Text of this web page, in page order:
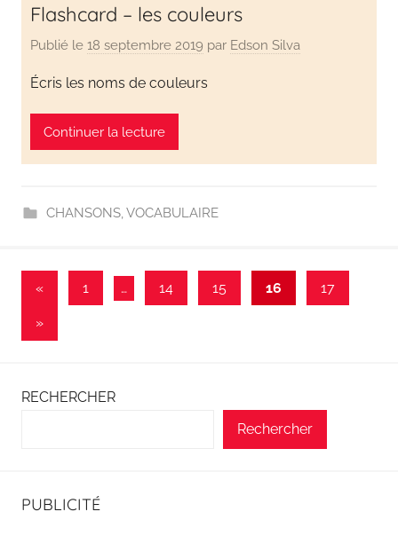
Flashcard – les couleurs
Publié le 18 septembre 2019 par Edson Silva
Écris les noms de couleurs
Continuer la lecture
CHANSONS,VOCABULAIRE
« 1 … 14 15 16 17
»
RECHERCHER
Rechercher
PUBLICITÉ